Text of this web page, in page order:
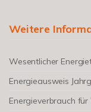
Weitere
Wesentlicher
Energieausweis
Energieverbrauch